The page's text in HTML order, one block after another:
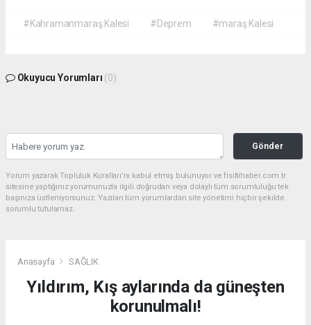
#Kahramanmaraş Kalesi #Deprem #maraş Kalesi
Okuyucu Yorumları (0)
Gönder
Yorum yazarak Topluluk Kuralları’nı kabul etmiş bulunuyor ve fisiltihaber.com.tr
sitesine yaptığınız yorumunuzla ilgili doğrudan veya dolaylı tüm sorumluluğu tek
başınıza üstleniyorsunuz. Yazılan tüm yorumlardan site yönetimi hiçbir şekilde
sorumlu tutulamaz.
Anasayfa SAĞLIK
Yıldırım, Kış aylarında da güneşten
korunulmalı!